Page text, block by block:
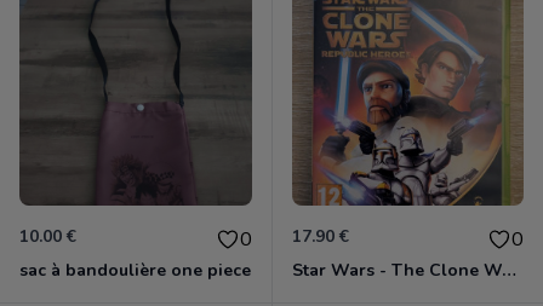
10.00 € 0
sac à bandoulière one piece
17.90 € 0
Star Wars - The Clone Wars - Les Héros De La République Xbox 360